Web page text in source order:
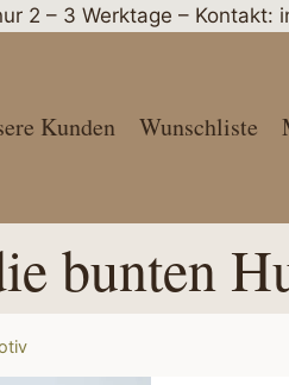
2 – 3 Werktage –
Kunden Wunschliste
bunten